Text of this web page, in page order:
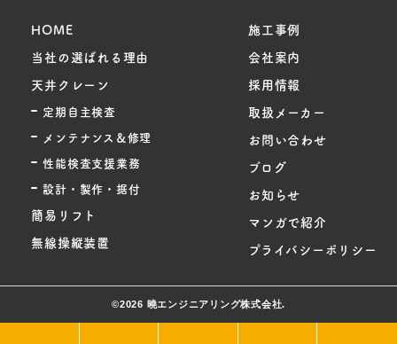
HOME
当社の選ばれる理由
天井クレーン
定期自主検査
メンテナンス＆修理
性能検査支援業務
設計・製作・据付
簡易リフト
無線操縦装置
施工事例
会社案内
採用情報
取扱メーカー
お問い合わせ
ブログ
お知らせ
マンガで紹介
プライバシーポリシー
©2026 曉エンジニアリング株式会社.